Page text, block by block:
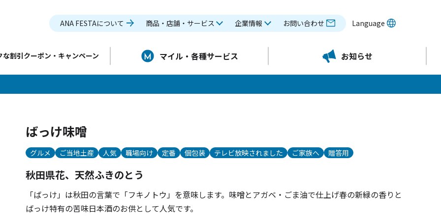
ANA FESTAについて 商品・店舗・サービス 企業情報 お問い合わせ Language
な割引クーポン・キャンペーン マイル・各種サービス お知らせ
ばっけ味噌
グルメ ご当地土産 人気 職場向け 定番 個包装 テレビ放映されました ご家族へ 贈答用
秋田県花、天然ふきのとう
「ばっけ」は秋田の言葉で「フキノトウ」を意味します。味噌とアガベ・ごま油で仕上げ春の新緑の香りと
ばっけ特有の苦味日本酒のお供として人気です。